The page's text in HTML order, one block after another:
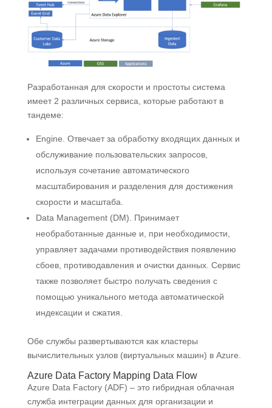
Разработанная для скорости и простоты система
имеет 2 различных сервиса, которые работают в
тандеме:
Engine. Отвечает за обработку входящих данных и
обслуживание пользовательских запросов,
используя сочетание автоматического
масштабирования и разделения для достижения
скорости и масштаба.
Data Management (DM). Принимает
необработанные данные и, при необходимости,
управляет задачами противодействия появлению
сбоев, противодавления и очистки данных. Сервис
также позволяет быстро получать сведения с
помощью уникального метода автоматической
индексации и сжатия.
Обе службы развертываются как кластеры
вычислительных узлов (виртуальных машин) в Azure.
Azure Data Factory Mapping Data Flow
Azure Data Factory (ADF) – это гибридная облачная
служба интеграции данных для организации и